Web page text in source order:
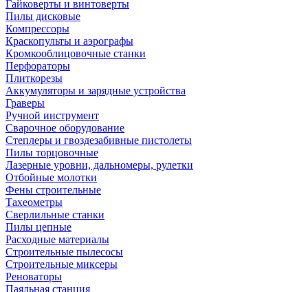
Гайковерты и винтоверты
Пилы дисковые
Компрессоры
Краскопульты и аэрографы
Кромкооблицовочные станки
Перфораторы
Плиткорезы
Аккумуляторы и зарядные устройства
Граверы
Ручной инструмент
Сварочное оборудование
Степлеры и гвоздезабивные пистолеты
Пилы торцовочные
Лазерные уровни, дальномеры, рулетки
Отбойные молотки
Фены строительные
Тахеометры
Сверлильные станки
Пилы цепные
Расходные материалы
Строительные пылесосы
Строительные миксеры
Реноваторы
Паяльная станция